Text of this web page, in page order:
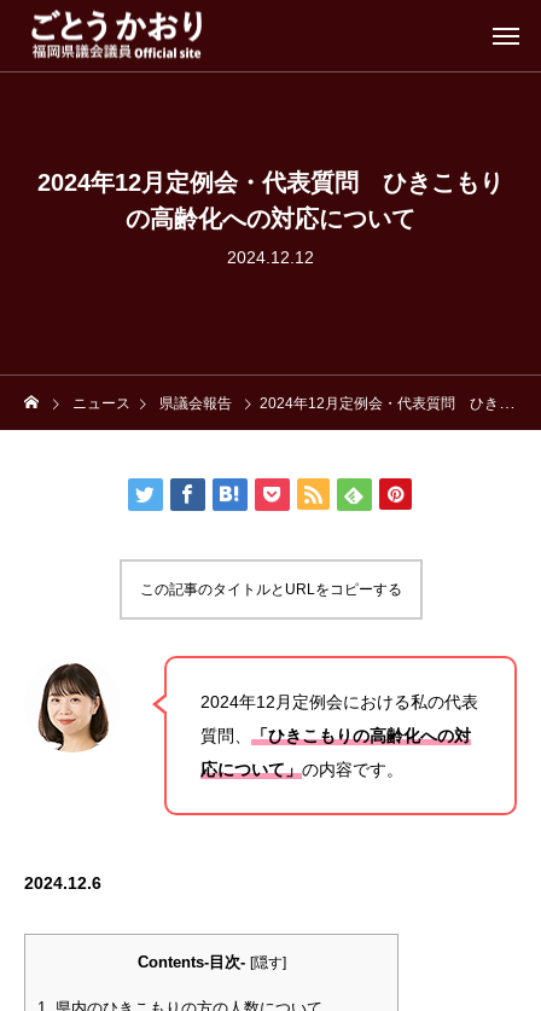
2024年12月定例会・代表質問 ひきこもり
の高齢化への対応について
2024.12.12
ニュース 県議会報告 2024年12月定例会・代表質問 ひきこもりの高齢化への対応について
この記事のタイトルとURLをコピーする
2024年12月定例会における私の代表
質問、 「ひきこもりの高齢化への対
応について」の内容です。
2024.12.6
Contents-目次- [隠す]